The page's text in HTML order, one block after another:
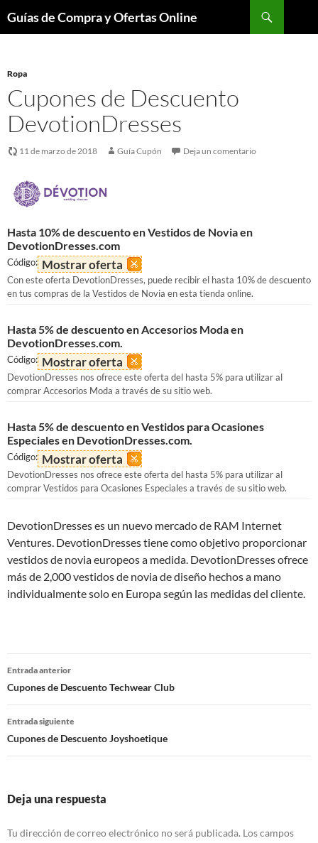
Guías de Compra y Ofertas Online
Ropa
Cupones de Descuento
DevotionDresses
11 de marzo de 2018 Guía Cupón Deja un comentario
Hasta 10% de descuento en Vestidos de Novia en
DevotionDresses.com
Código: Mostrar oferta
Con este oferta DevotionDresses, puede recibir el hasta 10% de descuento
en tus compras de la Vestidos de Novia en esta tienda online.
Hasta 5% de descuento en Accesorios Moda en
DevotionDresses.com.
Código: Mostrar oferta
DevotionDresses nos ofrece este oferta del hasta 5% para utilizar al
comprar Accesorios Moda a través de su sitio web.
Hasta 5% de descuento en Vestidos para Ocasiones
Especiales en DevotionDresses.com.
Código: Mostrar oferta
DevotionDresses nos ofrece este oferta del hasta 5% para utilizar al
comprar Vestidos para Ocasiones Especiales a través de su sitio web.
DevotionDresses es un nuevo mercado de RAM Internet
Ventures. DevotionDresses tiene como objetivo proporcionar
vestidos de novia europeos a medida. DevotionDresses ofrece
más de 2,000 vestidos de novia de diseño hechos a mano
individualmente solo en Europa según las medidas del cliente.
de
entradas
Entrada anterior
Cupones de Descuento Techwear Club
Entrada siguiente
Cupones de Descuento Joyshoetique
Deja una respuesta
Tu dirección de correo electrónico no será publicada. Los campos